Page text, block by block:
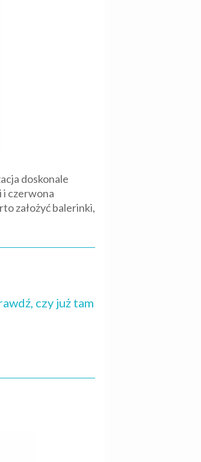
doskonale
i czerwona
założyć balerinki,
czy już tam